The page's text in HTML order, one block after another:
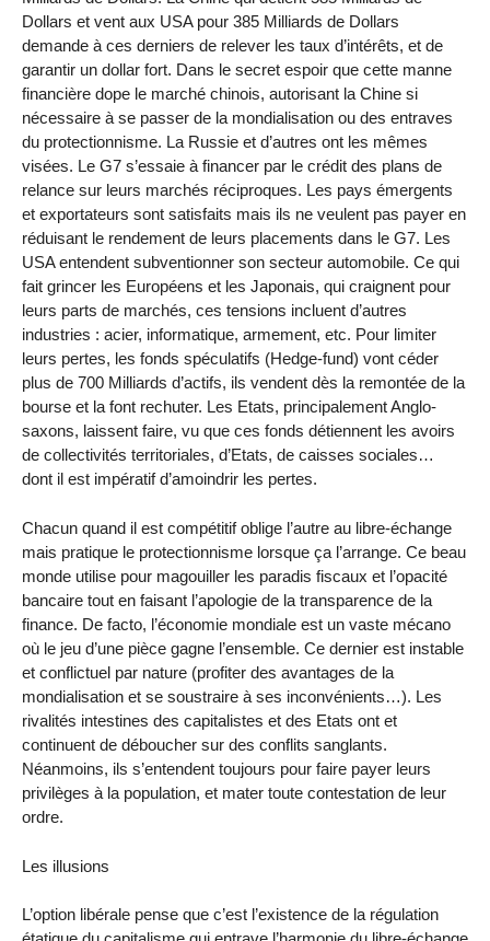
Dollars et vent aux USA pour 385 Milliards de Dollars
demande à ces derniers de relever les taux d’intérêts, et de
garantir un dollar fort. Dans le secret espoir que cette manne
financière dope le marché chinois, autorisant la Chine si
nécessaire à se passer de la mondialisation ou des entraves
du protectionnisme. La Russie et d’autres ont les mêmes
visées. Le G7 s’essaie à financer par le crédit des plans de
relance sur leurs marchés réciproques. Les pays émergents
et exportateurs sont satisfaits mais ils ne veulent pas payer en
réduisant le rendement de leurs placements dans le G7. Les
USA entendent subventionner son secteur automobile. Ce qui
fait grincer les Européens et les Japonais, qui craignent pour
leurs parts de marchés, ces tensions incluent d’autres
industries : acier, informatique, armement, etc. Pour limiter
leurs pertes, les fonds spéculatifs (Hedge-fund) vont céder
plus de 700 Milliards d’actifs, ils vendent dès la remontée de la
bourse et la font rechuter. Les Etats, principalement Anglo-
saxons, laissent faire, vu que ces fonds détiennent les avoirs
de collectivités territoriales, d’Etats, de caisses sociales…
dont il est impératif d’amoindrir les pertes.
Chacun quand il est compétitif oblige l’autre au libre-échange
mais pratique le protectionnisme lorsque ça l’arrange. Ce beau
monde utilise pour magouiller les paradis fiscaux et l’opacité
bancaire tout en faisant l’apologie de la transparence de la
finance. De facto, l’économie mondiale est un vaste mécano
où le jeu d’une pièce gagne l’ensemble. Ce dernier est instable
et conflictuel par nature (profiter des avantages de la
mondialisation et se soustraire à ses inconvénients…). Les
rivalités intestines des capitalistes et des Etats ont et
continuent de déboucher sur des conflits sanglants.
Néanmoins, ils s’entendent toujours pour faire payer leurs
privilèges à la population, et mater toute contestation de leur
ordre.
Les illusions
L’option libérale pense que c’est l’existence de la régulation